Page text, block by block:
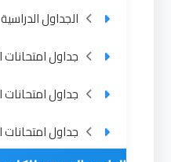
الجداول الدراسية
جداول
جداول امتحانات
جداول